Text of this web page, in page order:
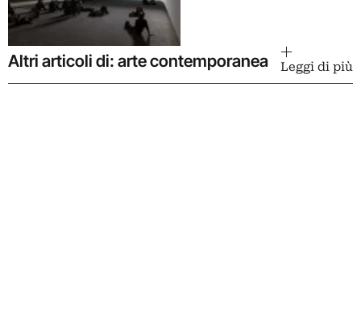
Altri articoli di: arte contemporanea Leggi di più